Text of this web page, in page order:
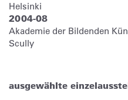
Helsinki
2004-08
Akademie der Bildenden
Scully
ausgewählte